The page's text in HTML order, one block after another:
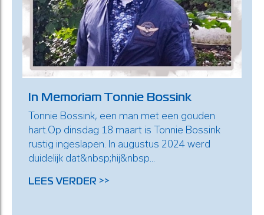
In Memoriam Tonnie Bossink
Tonnie Bossink, een man met een gouden
hart.Op dinsdag 18 maart is Tonnie Bossink
rustig ingeslapen. In augustus 2024 werd
duidelijk dat&nbsp;hij&nbsp...
LEES VERDER >>